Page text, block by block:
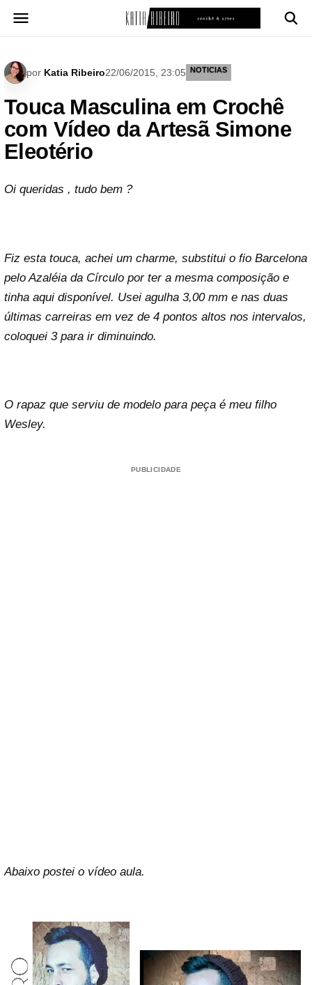
para
por Katia Ribeiro22/06/2015, 23:05 NOTICIAS
Touca Masculina em Crochê
com Vídeo da Artesã Simone
Eleotério
Oi queridas , tudo bem ?
Fiz esta touca, achei um charme, substitui o fio Barcelona
pelo Azaléia da Círculo por ter a mesma composição e
tinha aqui disponível. Usei agulha 3,00 mm e nas duas
últimas carreiras em vez de 4 pontos altos nos intervalos,
coloquei 3 para ir diminuindo.
O rapaz que serviu de modelo para peça é meu filho
Wesley.
PUBLICIDADE
Abaixo postei o vídeo aula.